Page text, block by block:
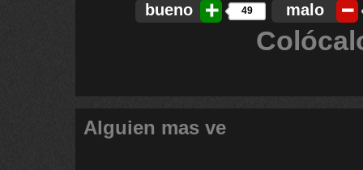
bueno 49 malo
Alguien mas ve